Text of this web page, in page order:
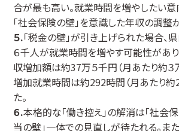
合が最も高い。就業時間を増やしたい意
「社会保険の壁」を意識した年収の調整
５.「税金の壁」が引き上げられた場合、
６千人が就業時間を増やす可能性があ
収増加額は約37万５千円（月あたり約３
増加就業時間は約292時間（月あたり約
た。
６.本格的な「働き控え」の解消は「社会
当の壁」一体での見直しが待たれる。ま